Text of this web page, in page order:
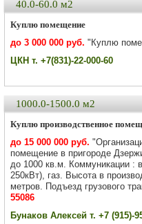
40.0-60.0 м2
Куплю помещение
до 3 000 000 руб. "Куплю
ЦКН т. +7(831)-22-000-60
1000.0-1500.0 м2
Куплю производственное
до 15 000 000 руб.
помещение в пригороде
до 1000 кв.м. Коммуникации :
250кВт), газ. Высота в
метров. Подъезд грузового
55086
Бунаков Алексей т. +7 (915)-